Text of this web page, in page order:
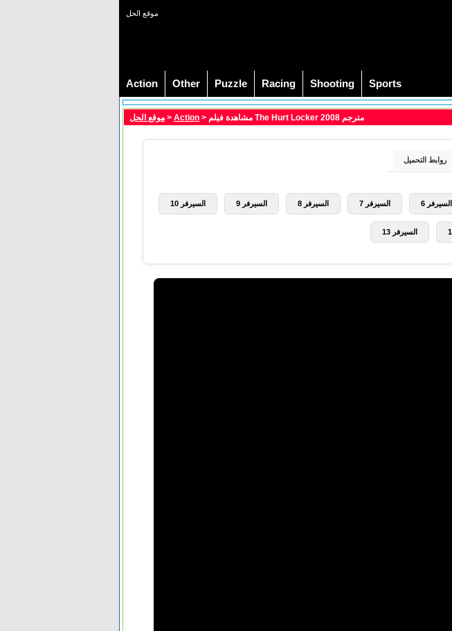
موقع الحل
Action Other Puzzle Racing Shooting Sports
موقع الحل > Action > مشاهدة فيلم The Hurt Locker 2008 مترجم
روابط التحميل
السيرفر 6 السيرفر 7 السيرفر 8 السيرفر 9 السيرفر 10
السيرفر 13